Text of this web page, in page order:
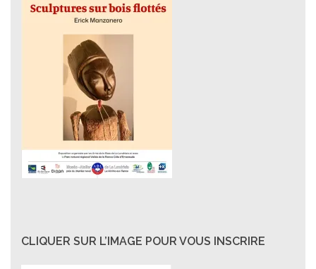
CLIQUER SUR L’IMAGE POUR VOUS INSCRIRE